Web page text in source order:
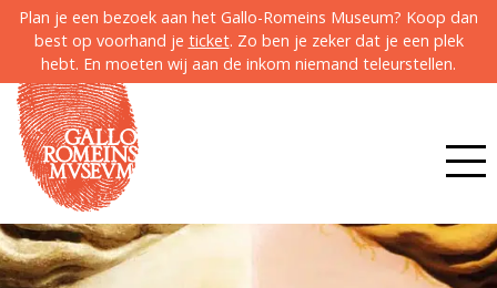
Plan je een bezoek aan het Gallo-Romeins Museum? Koop dan
best op voorhand je ticket. Zo ben je zeker dat je een plek
hebt. En moeten wij aan de inkom niemand teleurstellen.